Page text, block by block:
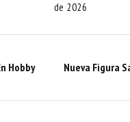
de 2026
Hobby
Nueva Figura